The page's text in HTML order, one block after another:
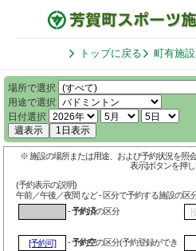
トップに戻る 町有施
場所で選択
用途で選択
日付選択
週表示
1日表示
※ 施設の場所または用途、および予約状況を照
表示]ボタンを押し
(予約表示の説明)
午前／午後／夜間 など - 区分で予約する施設の区
-予約済の区分 [
[予約可]
-予約空の区分(予約登録ができ